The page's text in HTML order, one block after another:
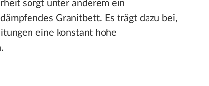
sorgt unter anderem ein
Granitbett. Es trägt dazu bei,
eine konstant hohe